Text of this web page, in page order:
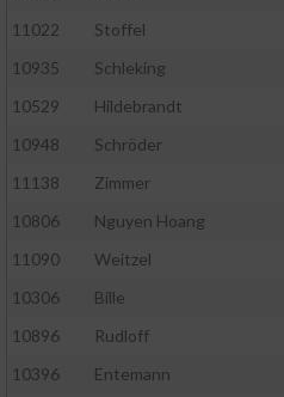
11022
Stoffel
10935
Schleking
10529
Hildebrandt
10948
Schröder
11138
Zimmer
10806
Nguyen Hoang
11090
Weitzel
10306
Bille
10896
Rudloff
10396
Entemann